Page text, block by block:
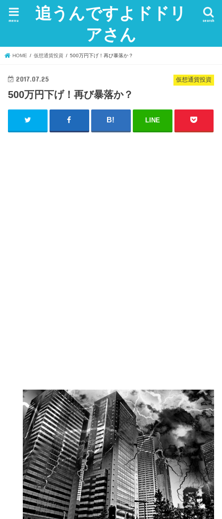
追うんですよドドリ
アさん
search
menu
HOME 仮想通貨投資 500万円下げ！再び暴落か？
仮想通貨投資
2017.07.25
500万円下げ！再び暴落か？
LINE